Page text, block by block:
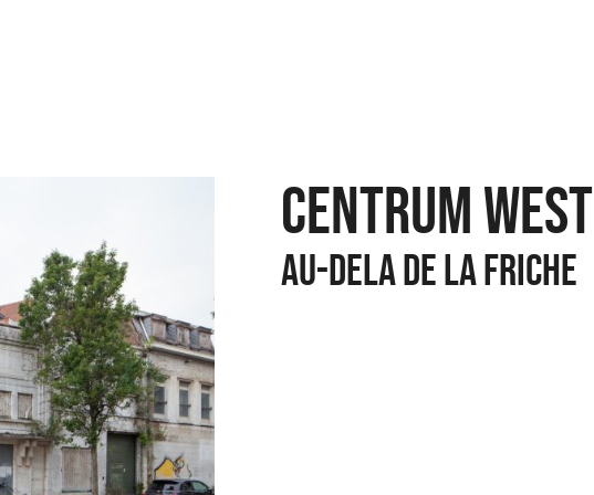
CENTRUM WEST
AU-DELA DE LA FRICHE